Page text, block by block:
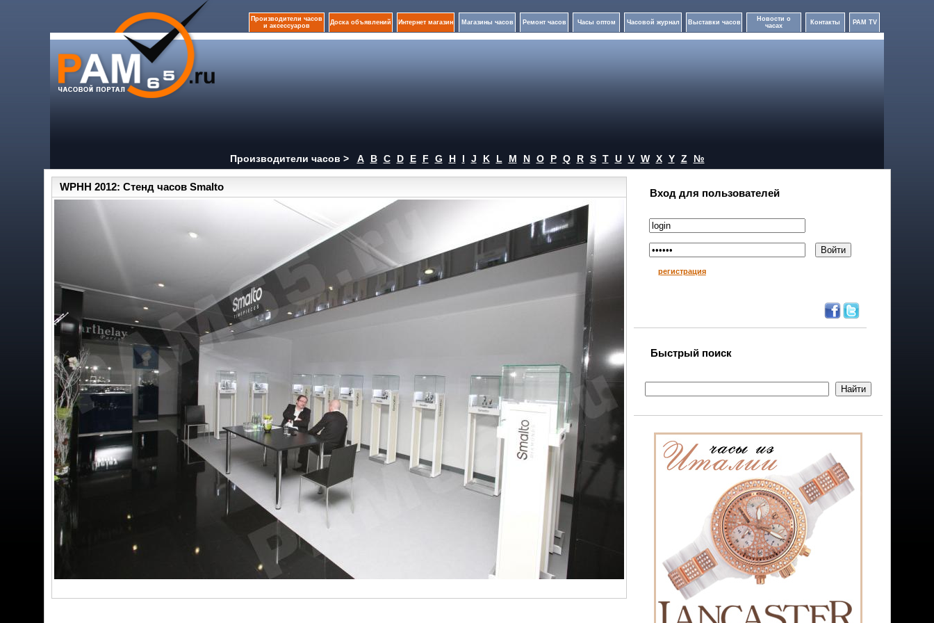
Производители часов
и аксессуаров
Доска объявлений Интернет магазин Магазины часов Ремонт часов Часы оптом Часовой журнал Выставки часов
Новости о
часах
Контакты PAM TV
Производители часов > A B C D E F G H I J K L M N O P Q R S T U V W X Y Z №
WPHH 2012: Стенд часов Smalto
Вход для пользователей
регистрация
Быстрый поиск